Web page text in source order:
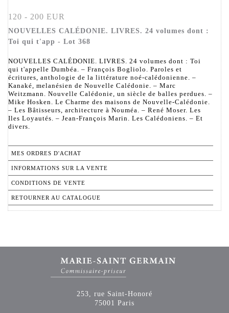
120 - 200 EUR
NOUVELLES CALÉDONIE. LIVRES. 24 volumes dont :
Toi qui t'app - Lot 368
NOUVELLES CALÉDONIE. LIVRES. 24 volumes dont : Toi
qui t'appelle Dumbéa. – François Bogliolo. Paroles et
écritures, anthologie de la littérature noé-calédonienne. –
Kanaké, melanésien de Nouvelle Calédonie. – Marc
Weitzmann. Nouvelle Calédonie, un siècle de balles perdues. –
Mike Hosken. Le Charme des maisons de Nouvelle-Calédonie.
– Les Bâtisseurs, architecture à Nouméa. – René Moser. Les
Iles Loyautés. – Jean-François Marin. Les Calédoniens. – Et
divers.
MES ORDRES D'ACHAT
INFORMATIONS SUR LA VENTE
CONDITIONS DE VENTE
RETOURNER AU CATALOGUE
253, rue Saint-Honoré
75001 Paris